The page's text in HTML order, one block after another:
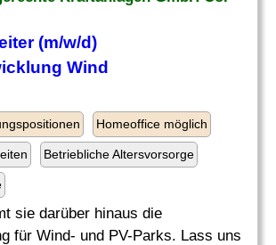
(m/w/d)
Wind
Homeoffice möglich
Betriebliche Altersvorsorge
sie darüber hinaus die
für Wind- und PV-Parks. Lass uns